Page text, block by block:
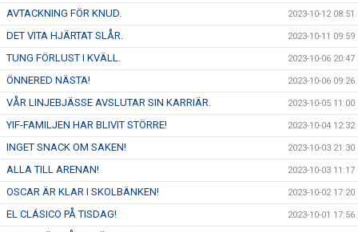
AVTACKNING FÖR KNUD. 2023-10-12 08:51
DET VITA HJÄRTAT SLÅR. 2023-10-11 09:59
TUNG FÖRLUST I KVÄLL. 2023-10-06 20:47
ÖNNERED NÄSTA! 2023-10-06 09:26
VÅR LINJEBJÄSSE AVSLUTAR SIN KARRIÄR. 2023-10-05 11:00
YIF-FAMILJEN HAR BLIVIT STÖRRE! 2023-10-04 12:32
INGET SNACK OM SAKEN! 2023-10-03 21:30
ALLA TILL ARENAN! 2023-10-03 11:17
OSCAR ÄR KLAR I SKOLBÄNKEN! 2023-10-02 17:20
EL CLÁSICO PÅ TISDAG! 2023-10-01 17:56